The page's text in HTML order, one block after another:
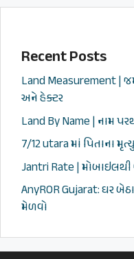
Recent Posts
Land Measurement |
અને હેક્ટર
Land By Name | નામ
7/12 utara માં પિતાના
Jantri Rate | મોબાઇલથી
AnyROR Gujarat: ઘર
મેળવો